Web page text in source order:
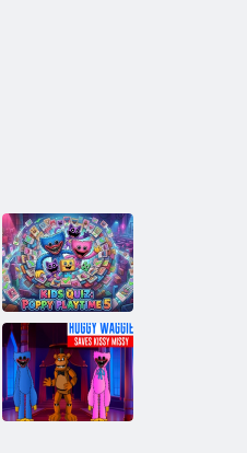
Quiz per
bambini: La
ricreazione con
papavero 5